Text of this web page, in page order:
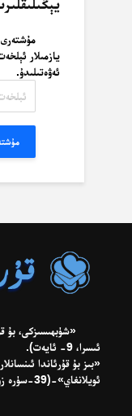
مۇشتەرى
يازمىلار
ئەۋەتىلىدۇ.
ئىسرا، 9- ئايەت).
«بىز بۇ قۇرئاندا
ئويلانغاي»-(39-سۈرە زۇمەر، 27- ئايەت).